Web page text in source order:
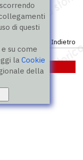
di questi
su come
laCookie
della
Indietro